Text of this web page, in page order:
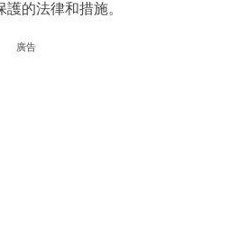
的法律和措施。
廣告